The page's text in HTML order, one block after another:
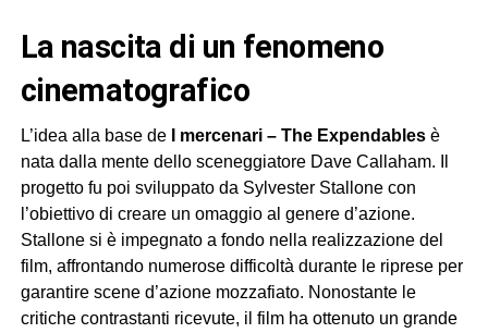
la nascita di un fenomeno
cinematografico
L’idea alla base de I mercenari – The Expendablesè
nata dalla mente dello sceneggiatore Dave Callaham. Il
progetto fu poi sviluppato da Sylvester Stallone con
l’obiettivo di creare un omaggio al genere d’azione.
Stallone si è impegnato a fondo nella realizzazione del
film, affrontando numerose difficoltà durante le riprese per
garantire scene d’azione mozzafiato. Nonostante le
critiche contrastanti ricevute, il film ha ottenuto un grande